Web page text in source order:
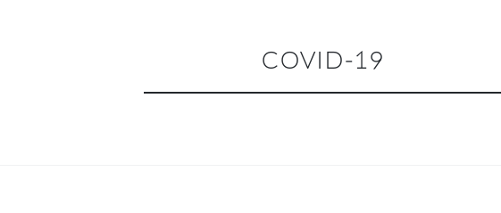
COVID-19